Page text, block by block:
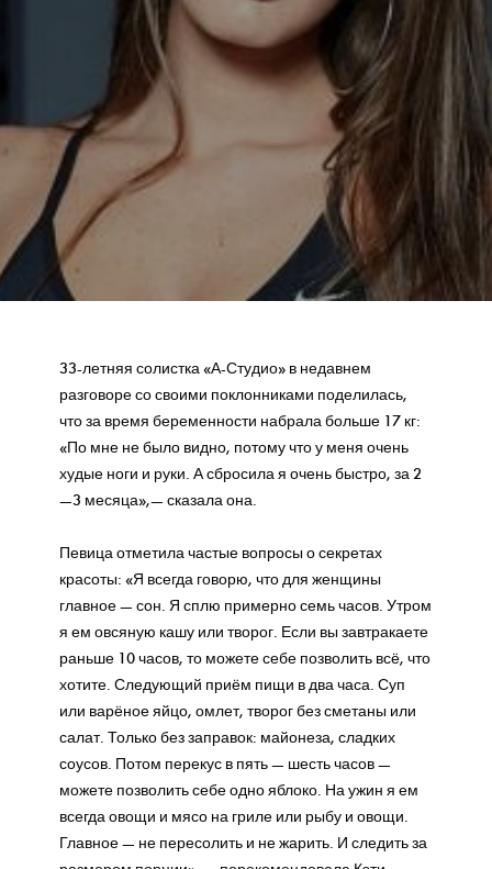
33-летняя солистка «А-Студио» в недавнем
разговоре со своими поклонниками поделилась,
что за время беременности набрала больше 17 кг:
«По мне не было видно, потому что у меня очень
худые ноги и руки. А сбросила я очень быстро, за 2
—3 месяца»,— сказала она.
Певица отметила частые вопросы о секретах
красоты: «Я всегда говорю, что для женщины
главное — сон. Я сплю примерно семь часов. Утром
я ем овсяную кашу или творог. Если вы завтракаете
раньше 10 часов, то можете себе позволить всё, что
хотите. Следующий приём пищи в два часа. Суп
или варёное яйцо, омлет, творог без сметаны или
салат. Только без заправок: майонеза, сладких
соусов. Потом перекус в пять — шесть часов —
можете позволить себе одно яблоко. На ужин я ем
всегда овощи и мясо на гриле или рыбу и овощи.
Главное — не пересолить и не жарить. И следить за